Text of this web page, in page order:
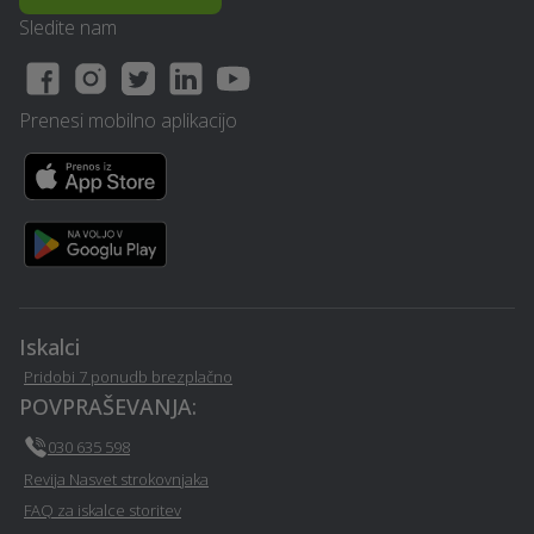
Vitanje
Najem tiskalnika - Vitanje
Kamnolom, peskokop -
Vitanje
Prevoz vozil - Vitanje
ključavničarstvo - Vitanje
Pravno svetovanje in
storitve ob ločitvi - Vitanje
Mizarstvo - Vitanje
Iskalci
Pridobi 7 ponudb brezplačno
POVPRAŠEVANJA:
030 635 598
Revija Nasvet strokovnjaka
FAQ za iskalce storitev
Sledite nam
Prenesi mobilno aplikacijo